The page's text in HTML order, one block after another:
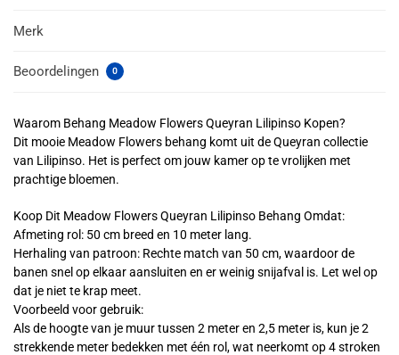
Merk
Beoordelingen 0
Waarom Behang Meadow Flowers Queyran Lilipinso Kopen?
Dit mooie Meadow Flowers behang komt uit de Queyran collectie
van Lilipinso. Het is perfect om jouw kamer op te vrolijken met
prachtige bloemen.
Koop Dit Meadow Flowers Queyran Lilipinso Behang Omdat:
Afmeting rol: 50 cm breed en 10 meter lang.
Herhaling van patroon: Rechte match van 50 cm, waardoor de
banen snel op elkaar aansluiten en er weinig snijafval is. Let wel op
dat je niet te krap meet.
Voorbeeld voor gebruik:
Als de hoogte van je muur tussen 2 meter en 2,5 meter is, kun je 2
strekkende meter bedekken met één rol, wat neerkomt op 4 stroken